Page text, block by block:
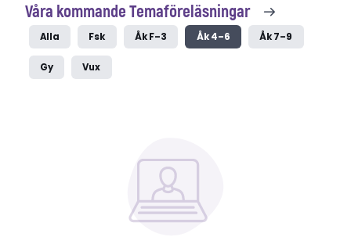
Våra kommande Temaföreläsningar
Alla Fsk Åk F–3 Åk 4–6 Åk 7–9
Gy Vux